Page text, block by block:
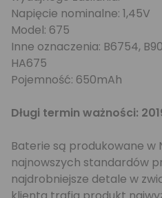
Napięcie nominalne: 1,45V
Model: 675
Inne oznaczenia: B6754,
HA675
Pojemność: 650mAh
Długi termin ważności:
Baterie są produkowane w
najnowszych standardów
najdrobniejsze detale w